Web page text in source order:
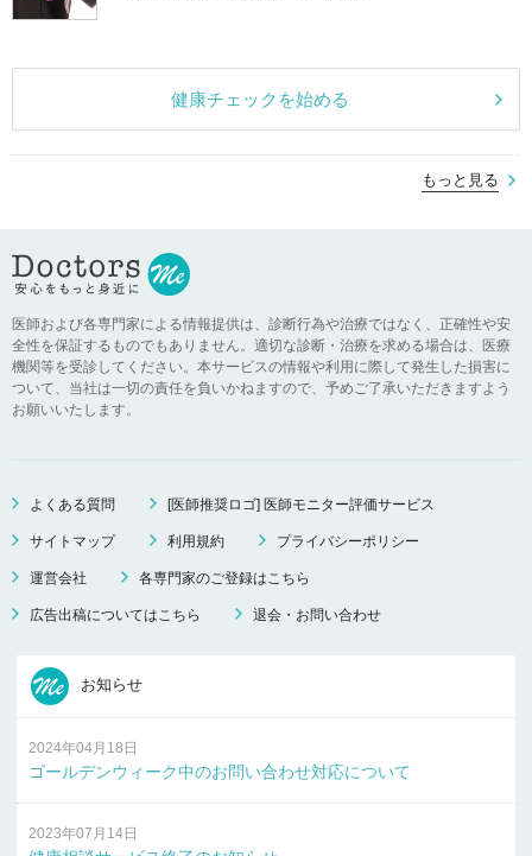
健康チェックを始める
もっと見る
医師および各専門家による情報提供は、診断行為や治療ではなく、正確性や安
全性を保証するものでもありません。適切な診断・治療を求める場合は、医療
機関等を受診してください。本サービスの情報や利用に際して発生した損害に
ついて、当社は一切の責任を負いかねますので、予めご了承いただきますよう
お願いいたします。
よくある質問 [医師推奨ロゴ] 医師モニター評価サービス
サイトマップ 利用規約 プライバシーポリシー
運営会社 各専門家のご登録はこちら
広告出稿についてはこちら 退会・お問い合わせ
お知らせ
2024年04月18日
ゴールデンウィーク中のお問い合わせ対応について
2023年07月14日